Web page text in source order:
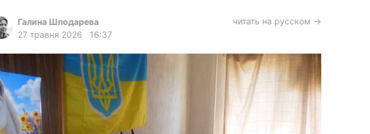
Галина Шподарева
27 травня 2026
16:37
читать на русском →